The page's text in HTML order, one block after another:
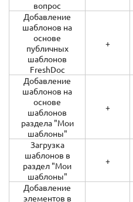
вопрос
Добавление
шаблонов на
основе
публичных
шаблонов
FreshDoc
+
Добавление
шаблонов на
основе
шаблонов
раздела "Мои
шаблоны"
+
Загрузка
шаблонов в
раздел "Мои
шаблоны"
+
Добавление
элементов в